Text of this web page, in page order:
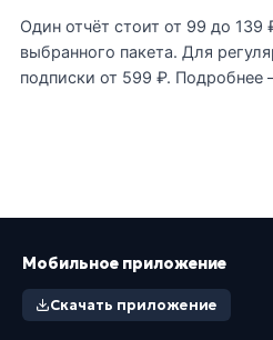
Один отчёт стоит от 99 до 139
выбранного пакета. Для
подписки от 599 ₽. Подробнее
Мобильное приложение
Скачать приложение